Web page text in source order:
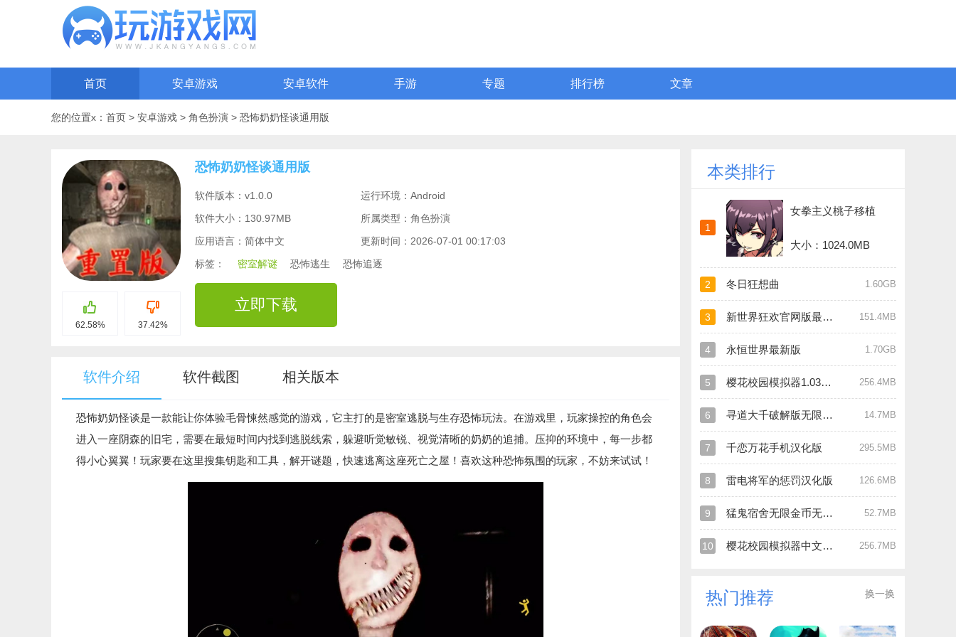
首页 安卓游戏 安卓软件 手游 专题 排行榜 文章
您的位置x： 首页 > 安卓游戏 > 角色扮演 > 恐怖奶奶怪谈通用版
62.58% 37.42%
恐怖奶奶怪谈通用版
软件版本：v1.0.0
运行环境：Android
软件大小：130.97MB
所属类型：角色扮演
应用语言：简体中文
更新时间：2026-07-01 00:17:03
标签：
密室解谜 恐怖逃生 恐怖追逐
立即下载
软件介绍 软件截图 相关版本
恐怖奶奶怪谈是一款能让你体验毛骨悚然感觉的游戏，它主打的是密室逃脱与生存恐怖玩法。在游戏里，玩家操控的角色会
进入一座阴森的旧宅，需要在最短时间内找到逃脱线索，躲避听觉敏锐、视觉清晰的奶奶的追捕。压抑的环境中，每一步都
得小心翼翼！玩家要在这里搜集钥匙和工具，解开谜题，快速逃离这座死亡之屋！喜欢这种恐怖氛围的玩家，不妨来试试！
本类排行
1
女拳主义桃子移植
大小：1024.0MB
2 冬日狂想曲 1.60GB
3 新世界狂欢官网版最新版 151.4MB
4 永恒世界最新版 1.70GB
5 樱花校园模拟器1.039.90最新版 256.4MB
6 寻道大千破解版无限内购 14.7MB
7 千恋万花手机汉化版 295.5MB
8 雷电将军的惩罚汉化版 126.6MB
9 猛鬼宿舍无限金币无限闪电版 52.7MB
10 樱花校园模拟器中文版破解版 256.7MB
热门推荐 换一换